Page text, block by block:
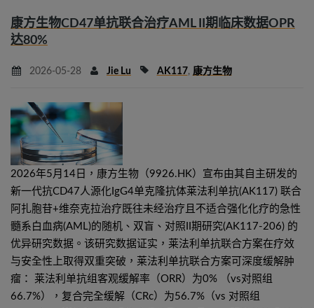
康方生物CD47单抗联合治疗AML II期临床数据OPR
达80%
2026-05-28 Jie Lu AK117, 康方生物
2026年5月14日，康方生物（9926.HK）宣布由其自主研发的
新一代抗CD47人源化IgG4单克隆抗体莱法利单抗(AK117) 联合
阿扎胞苷+维奈克拉治疗既往未经治疗且不适合强化化疗的急性
髓系白血病(AML)的随机、双盲、对照II期研究(AK117-206) 的
优异研究数据。该研究数据证实，莱法利单抗联合方案在疗效
与安全性上取得双重突破，莱法利单抗联合方案可深度缓解肿
瘤： 莱法利单抗组客观缓解率（ORR）为0% （vs对照组
66.7%），复合完全缓解（CRc）为56.7%（vs 对照组